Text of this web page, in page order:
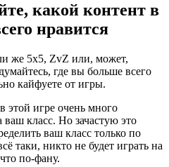
какой контент в
нравится
же 5х5, ZvZ или, может,
где вы больше всего
кайфуете от игры.
этой игре очень много
класс. Но зачастую это
ваш класс только по
никто не будет играть на
по-фану.